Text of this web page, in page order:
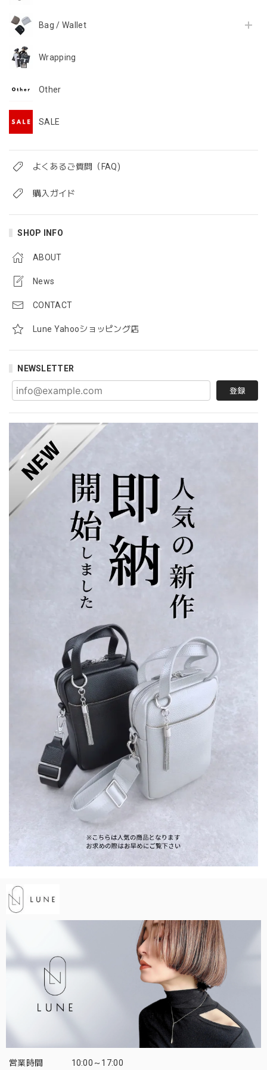
Bag / Wallet
Wrapping
Other
SALE
よくあるご質問（FAQ)
購入ガイド
SHOP INFO
ABOUT
News
CONTACT
Lune Yahooショッピング店
NEWSLETTER
登録
営業時間
10:00～17:00